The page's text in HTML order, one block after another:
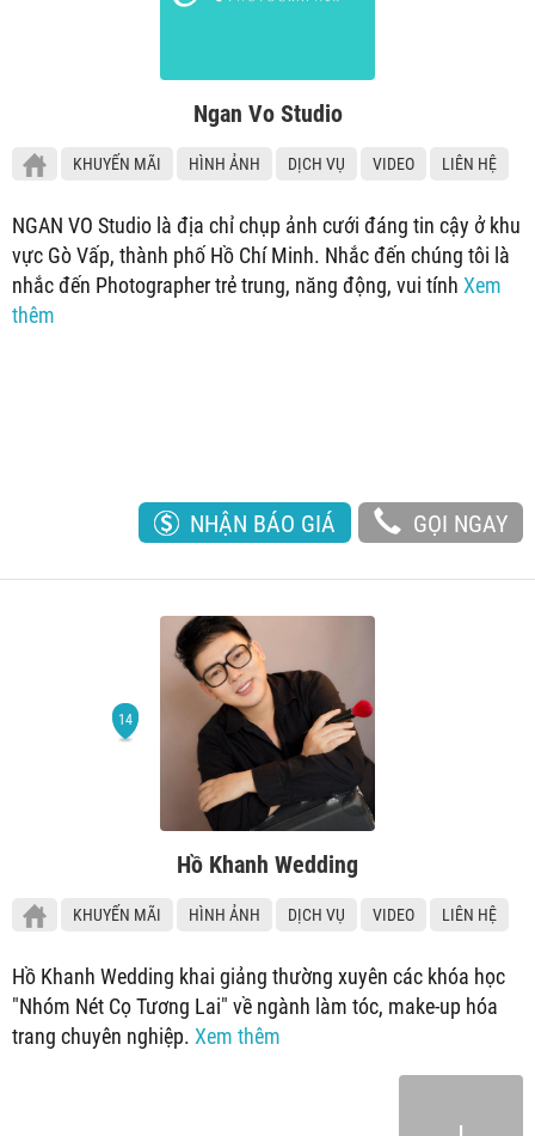
Ngan Vo Studio
KHUYẾN MÃI HÌNH ẢNH DỊCH VỤ VIDEO LIÊN HỆ
NGAN VO Studio là địa chỉ chụp ảnh cưới đáng tin cậy ở khu
vực Gò Vấp, thành phố Hồ Chí Minh. Nhắc đến chúng tôi là
nhắc đến Photographer trẻ trung, năng động, vui tính Xem
thêm
NHẬN BÁO GIÁ GỌI NGAY
Hồ Khanh Wedding
KHUYẾN MÃI HÌNH ẢNH DỊCH VỤ VIDEO LIÊN HỆ
Hồ Khanh Wedding khai giảng thường xuyên các khóa học
"Nhóm Nét Cọ Tương Lai" về ngành làm tóc, make-up hóa
trang chuyên nghiệp. Xem thêm